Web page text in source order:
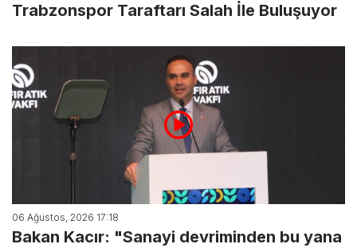
Trabzonspor Taraftarı Salah İle Buluşuyor
06 Ağustos, 2026 17:18
Bakan Kacır: "Sanayi devriminden bu yana